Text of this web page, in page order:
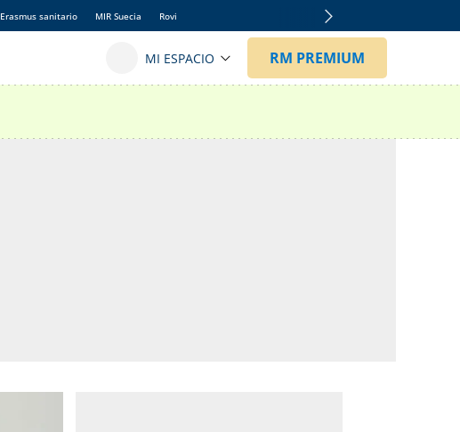
Erasmus sanitario MIR Suecia Rovi